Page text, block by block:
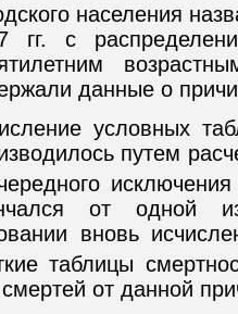
населения
гг. с
данные о
условных
путем
от одной
вновь
таблицы
от данной